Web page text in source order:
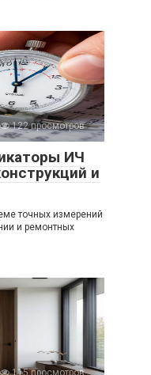
122 просмотров
ИЧ
и
точных измерений
и ремонтных
115 просмотров